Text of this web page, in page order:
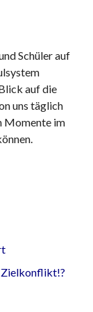
Schüler auf
auf die
uns täglich
Momente im